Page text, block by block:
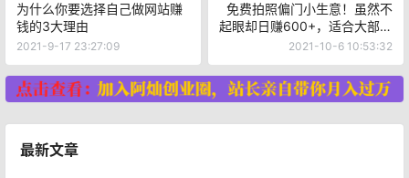
为什么你要选择自己做网站赚
钱的3大理由
2021-9-17 23:27:09
免费拍照偏门小生意！虽然不
起眼却日赚600+，适合大部分
人操作！
2021-10-6 10:53:32
最新文章